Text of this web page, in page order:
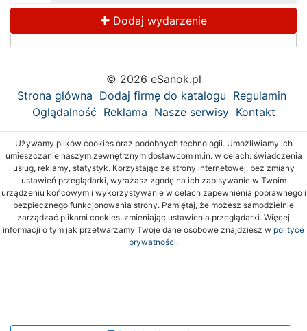
Dodaj wydarzenie
© 2026 eSanok.pl
Strona główna Dodaj firmę do katalogu Regulamin
Oglądalność Reklama Nasze serwisy Kontakt
Używamy plików cookies oraz podobnych technologii. Umożliwiamy ich
umieszczanie naszym zewnętrznym dostawcom m.in. w celach: świadczenia
usług, reklamy, statystyk. Korzystając ze strony internetowej, bez zmiany
ustawień przeglądarki, wyrażasz zgodę na ich zapisywanie w Twoim
urządzeniu końcowym i wykorzystywanie w celach zapewnienia poprawnego i
bezpiecznego funkcjonowania strony. Pamiętaj, że możesz samodzielnie
zarządzać plikami cookies, zmieniając ustawienia przeglądarki. Więcej
informacji o tym jak przetwarzamy Twoje dane osobowe znajdziesz w polityce
prywatności.